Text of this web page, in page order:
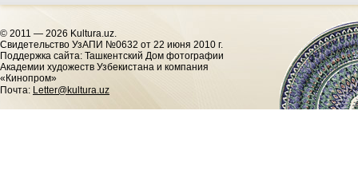
© 2011 — 2026 Kultura.uz.
Cвидетельство УзАПИ №0632 от 22 июня 2010 г.
Поддержка сайта: Ташкентский Дом фотографии
Академии художеств Узбекистана и компания
«Кинопром»
Почта: Letter@kultura.uz